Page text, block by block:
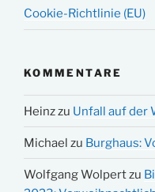
Cookie-Richtlinie (EU)
KOMMENTARE
Heinzzu Unfall auf der
Michael zu Burghaus:
Wolfgang Wolpertzu